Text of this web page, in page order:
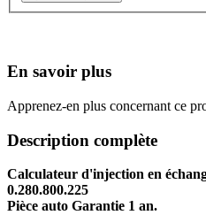
En savoir plus
Apprenez-en plus concernant ce
Description complète
Calculateur d'injection en
0.280.800.225
Pièce auto Garantie 1 an.